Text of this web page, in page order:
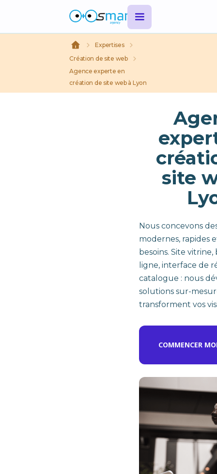
Expertises
Création de site web
Agence experte en
création de site web à Lyon
site
Nous concevons
modernes, rapides
besoins. Site
ligne, interface de
catalogue : nous
solutions sur-
transforment vos
COMMENCER